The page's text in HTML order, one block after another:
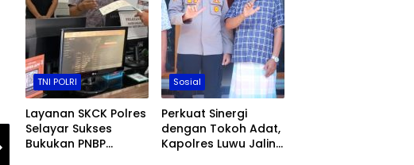
TNI POLRI
Layanan SKCK Polres
Selayar Sukses
Bukukan PNBP
Sosial
Perkuat Sinergi
dengan Tokoh Adat,
Kapolres Luwu Jalin